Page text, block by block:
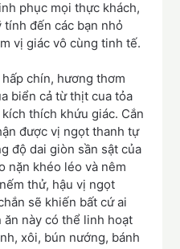
phục mọi thực khách,
đến các bạn nhỏ
vị giác vô cùng tinh tế.
chín, hương thơm
biển cả từ thịt cua tỏa
thích khứu giác. Cắn
được vị ngọt thanh tự
độ dai giòn sần sật của
nặn khéo léo và nêm
thử, hậu vị ngọt
sẽ khiến bất cứ ai
này có thể linh hoạt
xôi, bún nướng, bánh